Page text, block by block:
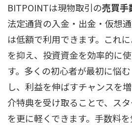
BITPOINTは現物取引の売買手
法定通貨の入金・出金・仮想
は低額で利用できます。これ
を抑え、投資資金を効率的に
す。多くの初心者が最初に悩
し、利益を伸ばすチャンスを
介特典を受け取ることで、ス
を更に軽くできます。手数料